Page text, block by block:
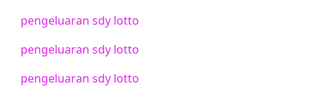
pengeluaran sdy lotto
pengeluaran sdy lotto
pengeluaran sdy lotto